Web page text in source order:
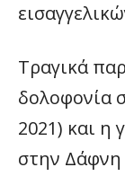
Τραγικά
δολοφονία
2021) και η
στην Δάφνη